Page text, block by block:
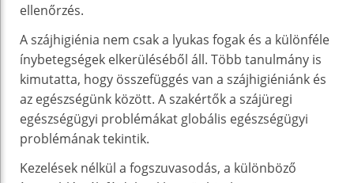
ellenőrzés.
A szájhigiénia nem csak a lyukas fogak és a különféle
ínybetegségek elkerüléséből áll. Több tanulmány is
kimutatta, hogy összefüggés van a szájhigiéniánk és
az egészségünk között. A szakértők a szájüregi
egészségügyi problémákat globális egészségügyi
problémának tekintik.
Kezelések nélkül a fogszuvasodás, a különböző